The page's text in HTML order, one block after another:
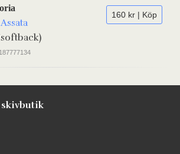
160 kr | Köp